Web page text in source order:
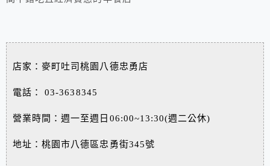
店家：麥町吐司桃園八德忠勇店
電話： 03-3638345
營業時間：週一至週日06:00~13:30(週二公休)
地址：桃園市八德區忠勇街345號